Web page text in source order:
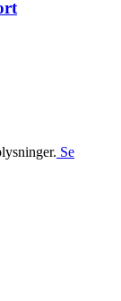
Se